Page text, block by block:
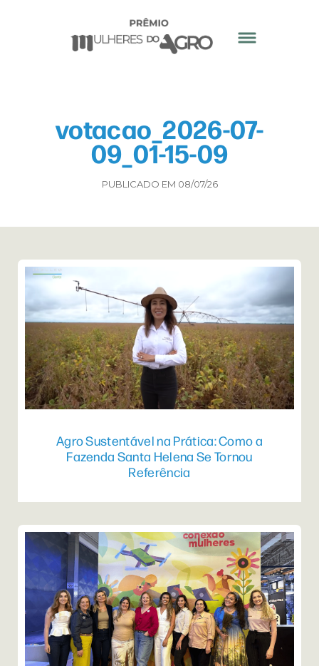
votacao_2026-07-
09_01-15-09
PUBLICADO EM 08/07/26
Agro Sustentável na Prática: Como a
Fazenda Santa Helena Se Tornou
Referência